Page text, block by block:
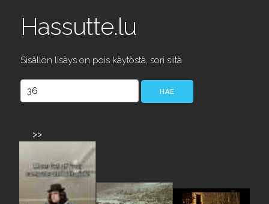
Hassutte.lu
Sisällön lisäys on pois käytöstä, sori siitä
>>